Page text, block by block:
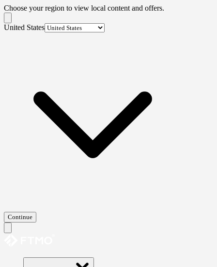
Choose your region to view local content and offers.
United States
Continue